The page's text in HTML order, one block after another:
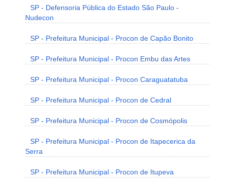
SP - Defensoria Pública do Estado São Paulo -
Nudecon
SP - Prefeitura Municipal - Procon de Capão Bonito
SP - Prefeitura Municipal - Procon Embu das Artes
SP - Prefeitura Municipal - Procon Caraguatatuba
SP - Prefeitura Municipal - Procon de Cedral
SP - Prefeitura Municipal - Procon de Cosmópolis
SP - Prefeitura Municipal - Procon de Itapecerica da
Serra
SP - Prefeitura Municipal - Procon de Itupeva